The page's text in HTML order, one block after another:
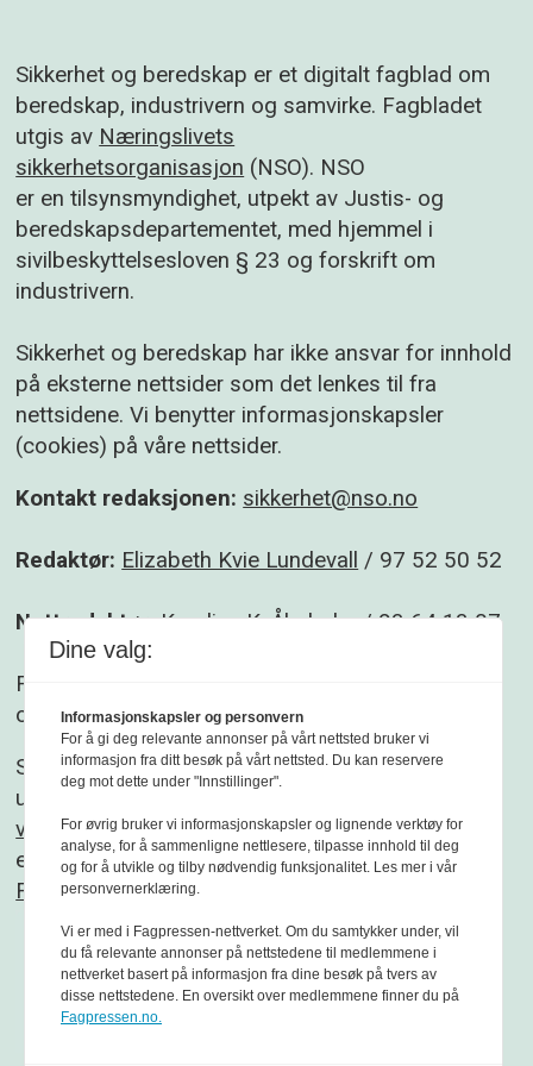
det finnes holdepunkter i situasjonen som
assosieres til det man skal huske. Kilde:
Store medisinske leksikon
Sikkerhet og beredskap er et digitalt fagblad om
beredskap, industrivern og samvirke. Fagbladet
utgis av Næringslivets
sikkerhetsorganisasjon (NSO). NSO
er en tilsynsmyndighet, utpekt av Justis- og
beredskapsdepartementet, med hjemmel i
sivilbeskyttelsesloven § 23 og forskrift om
industrivern.
Sikkerhet og beredskap har ikke ansvar for innhold
på eksterne nettsider som det lenkes til fra
nettsidene. Vi benytter informasjonskapsler
(cookies) på våre nettsider.
Kontakt redaksjonen: sikkerhet@nso.no
Redaktør: Elizabeth Kvie Lundevall / 97 52 50 52
Nettredaktør: Karoline K. Åbyholm/ 93 64 13 07
Følg gjerne Sikkerhet og beredskap på
og
Linkedin.
Sikkerhet og beredskap er et redaksjonelt
uavhengig fagblad som redigeres etter
varsom-plakatenogRedaktørplakaten. Fagbladet
er medlem av
Fagpressen
Dine valg:
Informasjonskapsler og personvern
For å gi deg relevante annonser på vårt nettsted bruker vi
informasjon fra ditt besøk på vårt nettsted. Du kan reservere
deg mot dette under "Innstillinger".
For øvrig bruker vi informasjonskapsler og lignende verktøy for
analyse, for å sammenligne nettlesere, tilpasse innhold til deg
og for å utvikle og tilby nødvendig funksjonalitet. Les mer i vår
personvernerklæring.
Vi er med i Fagpressen-nettverket. Om du samtykker under, vil
du få relevante annonser på nettstedene til medlemmene i
nettverket basert på informasjon fra dine besøk på tvers av
disse nettstedene. En oversikt over medlemmene finner du på
Fagpressen.no.